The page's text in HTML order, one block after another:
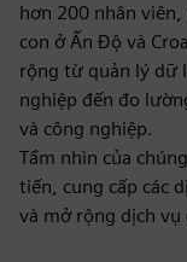
hơn 200 nhân
con ở Ấn Độ và
rộng từ quản lý dữ
nghiệp đến đo
và công nghiệp.
Tầm nhìn của
tiến, cung cấp các
và mở rộng dịch